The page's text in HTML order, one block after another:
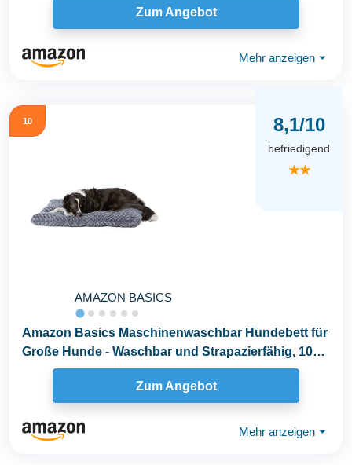
Zum Angebot
Mehr anzeigen ⏷
10
AMAZON BASICS
8,1/10
befriedigend
★★
Amazon Basics Maschinenwaschbar Hundebett für
Große Hunde - Waschbar und Strapazierfähig, 102
Zum Angebot
Mehr anzeigen ⏷